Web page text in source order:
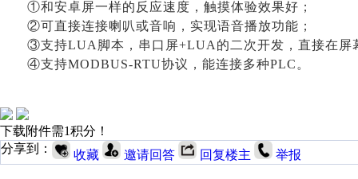
①和安卓屏一样的反应速度，触摸体验效果好；
②可直接连接喇叭或音响，实现语音播放功能；
③支持LUA脚本，串口屏+LUA的二次开发，直接在屏
④支持MODBUS-RTU协议，能连接多种PLC。
下载附件需1积分！
分享到：
收藏 邀请回答 回复楼主 举报